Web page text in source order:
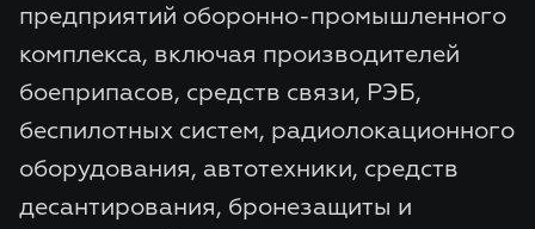
предприятий оборонно-промышленного
комплекса, включая производителей
боеприпасов, средств связи, РЭБ,
беспилотных систем, радиолокационного
оборудования, автотехники, средств
десантирования, бронезащиты и